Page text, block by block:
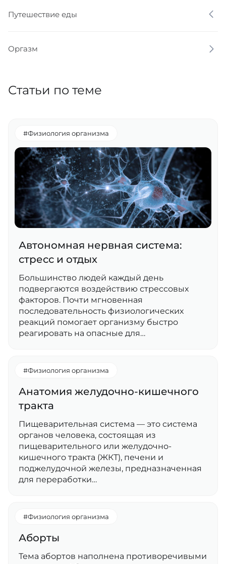
Путешествие еды
Оргазм
Статьи по теме
#Физиология организма
Автономная нервная система:
стресс и отдых
Большинство людей каждый день
подвергаются воздействию стрессовых
факторов. Почти мгновенная
последовательность физиологических
реакций помогает организму быстро
реагировать на опасные для…
#Физиология организма
Анатомия желудочно-кишечного
тракта
Пищеварительная система — это система
органов человека, состоящая из
пищеварительного или желудочно-
кишечного тракта (ЖКТ), печени и
поджелудочной железы, предназначенная
для переработки…
#Физиология организма
Аборты
Тема абортов наполнена противоречивыми